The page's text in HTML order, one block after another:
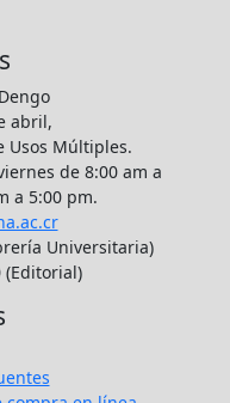
abril,
Usos Múltiples.
de 8:00 am a
a 5:00 pm.
Universitaria)
(Editorial)